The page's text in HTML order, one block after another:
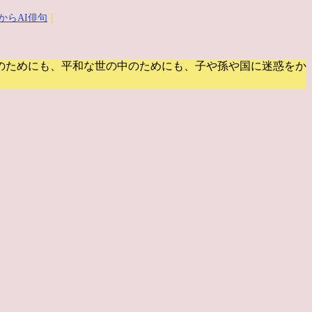
らAI俳句
ためにも、平和な世の中のためにも、子や孫や国に迷惑をか